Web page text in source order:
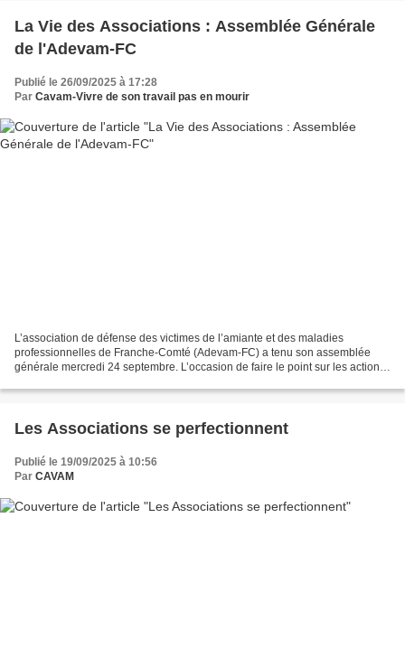
La Vie des Associations : Assemblée Générale
de l'Adevam-FC
Publié le 26/09/2025 à 17:28
Par Cavam-Vivre de son travail pas en mourir
L’association de défense des victimes de l’amiante et des maladies
professionnelles de Franche-Comté (Adevam-FC) a tenu son assemblée
générale mercredi 24 septembre. L’occasion de faire le point sur les actions
Les Associations se perfectionnent
Publié le 19/09/2025 à 10:56
Par CAVAM